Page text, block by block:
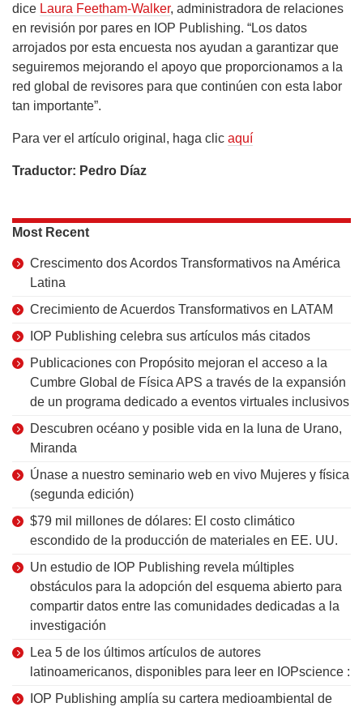
dice Laura Feetham-Walker, administradora de relaciones
en revisión por pares en IOP Publishing. “Los datos
arrojados por esta encuesta nos ayudan a garantizar que
seguiremos mejorando el apoyo que proporcionamos a la
red global de revisores para que continúen con esta labor
tan importante”.
Para ver el artículo original, haga clic aquí
Traductor: Pedro Díaz
Most Recent
Crescimento dos Acordos Transformativos na América
Latina
Crecimiento de Acuerdos Transformativos en LATAM
IOP Publishing celebra sus artículos más citados
Publicaciones con Propósito mejoran el acceso a la
Cumbre Global de Física APS a través de la expansión
de un programa dedicado a eventos virtuales inclusivos
Descubren océano y posible vida en la luna de Urano,
Miranda
Únase a nuestro seminario web en vivo Mujeres y física
(segunda edición)
$79 mil millones de dólares: El costo climático
escondido de la producción de materiales en EE. UU.
Un estudio de IOP Publishing revela múltiples
obstáculos para la adopción del esquema abierto para
compartir datos entre las comunidades dedicadas a la
investigación
Lea 5 de los últimos artículos de autores
latinoamericanos, disponibles para leer en IOPscience :
IOP Publishing amplía su cartera medioambiental de